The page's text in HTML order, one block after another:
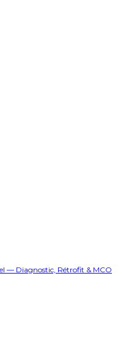
— Diagnostic, Rétrofit & MCO